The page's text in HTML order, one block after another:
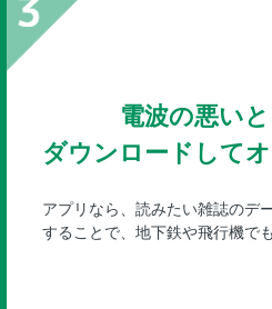
電波の悪い
ダウンロードして
アプリなら、読みたい雑誌のデ
することで、地下鉄や飛行機で